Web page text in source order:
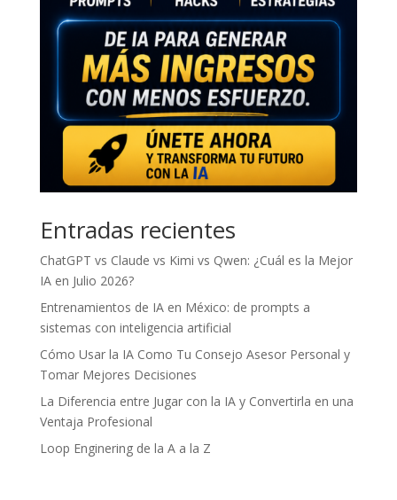
Entradas recientes
ChatGPT vs Claude vs Kimi vs Qwen: ¿Cuál es la Mejor
IA en Julio 2026?
Entrenamientos de IA en México: de prompts a
sistemas con inteligencia artificial
Cómo Usar la IA Como Tu Consejo Asesor Personal y
Tomar Mejores Decisiones
La Diferencia entre Jugar con la IA y Convertirla en una
Ventaja Profesional
Loop Enginering de la A a la Z